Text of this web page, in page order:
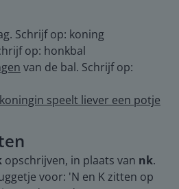
Schrijf op: koning
op: honkbal
van de bal. Schrijf op:
speelt liever een potje
opschrijven, in plaats van nk.
voor: 'N en K zitten op